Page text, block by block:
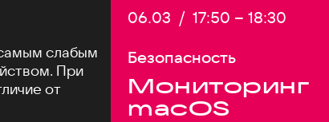
слабым
При
от
Дата:
06.03 / Начало:
17:50 – Конец:
18:30
Безопасность
Мониторинг
macOS